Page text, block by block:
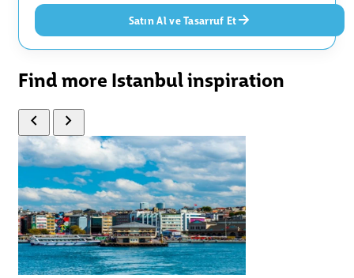
Satın Al ve Tasarruf Et
Find more Istanbul inspiration
chevron_left chevron_right